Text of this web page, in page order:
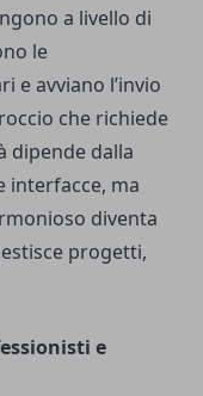
a livello di
le
e avviano l’invio
che richiede
dipende dalla
interfacce, ma
diventa
progetti,
e